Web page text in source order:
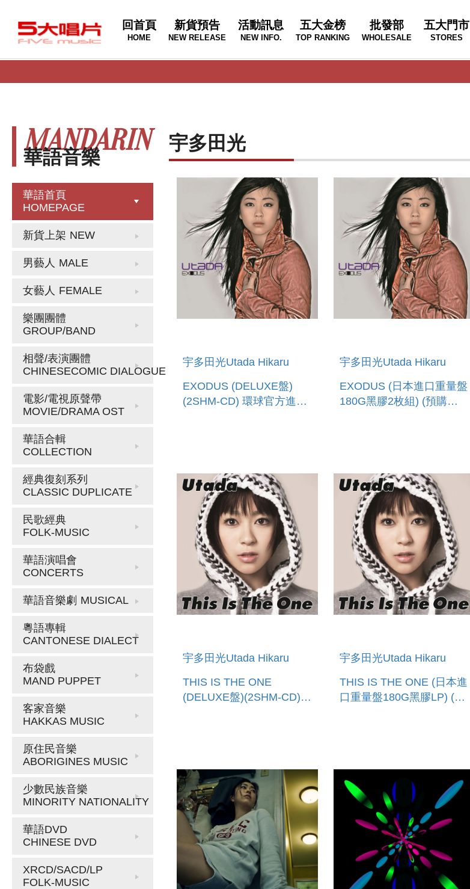
回首頁
HOME
新貨預告
NEW RELEASE
活動訊息
NEW INFO.
五大金榜
TOP RANKING
批發部
WHOLESALE
五大門市
STORES
華語音樂
MANDARIN
華語首頁
HOMEPAGE
新貨上架 NEW
男藝人 MALE
女藝人 FEMALE
樂團團體
GROUP/BAND
相聲/表演團體
CHINESECOMIC DIALOGUE
電影/電視原聲帶
MOVIE/DRAMA OST
華語合輯
COLLECTION
經典復刻系列
CLASSIC DUPLICATE
民歌經典
FOLK-MUSIC
華語演唱會
CONCERTS
華語音樂劇 MUSICAL
粵語專輯
CANTONESE DIALECT
布袋戲
MAND PUPPET
客家音樂
HAKKAS MUSIC
原住民音樂
ABORIGINES MUSIC
少數民族音樂
MINORITY NATIONALITY
華語DVD
CHINESE DVD
XRCD/SACD/LP
FOLK-MUSIC
宇多田光
宇多田光Utada Hikaru
EXODUS (DELUXE盤)
(2SHM-CD) 環球官方進口
宇多田光Utada Hikaru
EXODUS (日本進口重量盤
180G黑膠2枚組) (預購至
宇多田光Utada Hikaru
THIS IS THE ONE
(DELUXE盤)(2SHM-CD)環
宇多田光Utada Hikaru
THIS IS THE ONE (日本進
口重量盤180G黑膠LP) (預